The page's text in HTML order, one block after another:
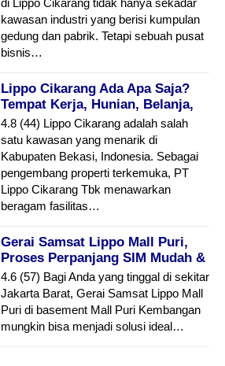
di Lippo Cikarang tidak hanya sekadar
kawasan industri yang berisi kumpulan
gedung dan pabrik. Tetapi sebuah pusat
bisnis…
Lippo Cikarang Ada Apa Saja?
Tempat Kerja, Hunian, Belanja,
Dan Rekreasi
4.8 (44) Lippo Cikarang adalah salah
satu kawasan yang menarik di
Kabupaten Bekasi, Indonesia. Sebagai
pengembang properti terkemuka, PT
Lippo Cikarang Tbk menawarkan
beragam fasilitas…
Gerai Samsat Lippo Mall Puri,
Proses Perpanjang SIM Mudah &
Cepat
4.6 (57) Bagi Anda yang tinggal di sekitar
Jakarta Barat, Gerai Samsat Lippo Mall
Puri di basement Mall Puri Kembangan
mungkin bisa menjadi solusi ideal…